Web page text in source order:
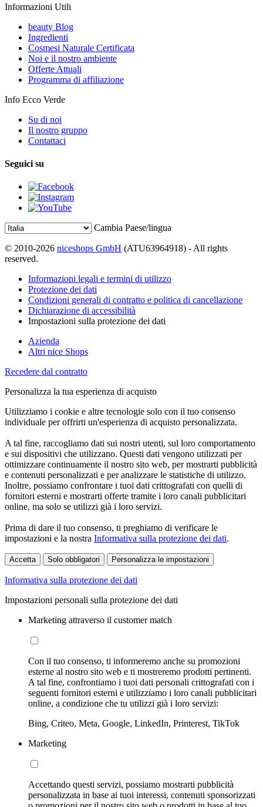
Informazioni Utili
beauty Blog
Ingredienti
Cosmesi Naturale Certificata
Noi e il nostro ambiente
Offerte Attuali
Programma di affiliazione
Info Ecco Verde
Su di noi
Il nostro gruppo
Contattaci
Seguici su
Cambia Paese/lingua
© 2010-2026 niceshops GmbH (ATU63964918) - All rights
reserved.
Informazioni legali e termini di utilizzo
Protezione dei dati
Condizioni generali di contratto e politica di cancellazione
Dichiarazione di accessibilità
Impostazioni sulla protezione dei dati
Azienda
Altri nice Shops
Recedere dal contratto
Personalizza la tua esperienza di acquisto
Utilizziamo i cookie e altre tecnologie solo con il tuo consenso
individuale per offrirti un'esperienza di acquisto personalizzata.
A tal fine, raccogliamo dati sui nostri utenti, sul loro comportamento
e sui dispositivi che utilizzano. Questi dati vengono utilizzati per
ottimizzare continuamente il nostro sito web, per mostrarti pubblicità
e contenuti personalizzati e per analizzare le statistiche di utilizzo.
Inoltre, possiamo confrontare i tuoi dati crittografati con quelli di
fornitori esterni e mostrarti offerte tramite i loro canali pubblicitari
online, ma solo se utilizzi già i loro servizi.
Prima di dare il tuo consenso, ti preghiamo di verificare le
impostazioni e la nostra Informativa sulla protezione dei dati.
Accetta Solo obbligatori Personalizza le impostazioni
Informativa sulla protezione dei dati
Impostazioni personali sulla protezione dei dati
Marketing attraverso il customer match
Con il tuo consenso, ti informeremo anche su promozioni
esterne al nostro sito web e ti mostreremo prodotti pertinenti.
A tal fine, confrontiamo i tuoi dati personali crittografati con i
seguenti fornitori esterni e utilizziamo i loro canali pubblicitari
online, a condizione che tu utilizzi già i loro servizi:
Bing, Criteo, Meta, Google, LinkedIn, Printerest, TikTok
Marketing
Accettando questi servizi, possiamo mostrarti pubblicità
personalizzata in base ai tuoi interessi, contenuti sponsorizzati